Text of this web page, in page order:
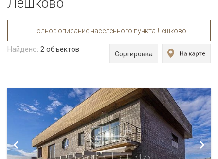
Полное описание населенного пункта Лешково
Найдено: 2 объектов
Сортировка